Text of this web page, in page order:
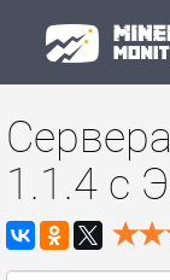
1.1.4 с